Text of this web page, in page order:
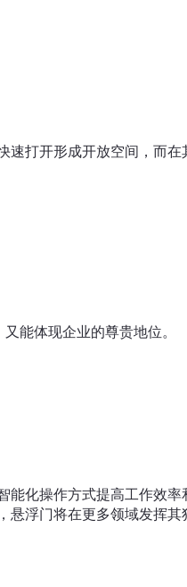
打开形成开放空间，而
能体现企业的尊贵地位。
化操作方式提高工作效
浮门将在更多领域发挥